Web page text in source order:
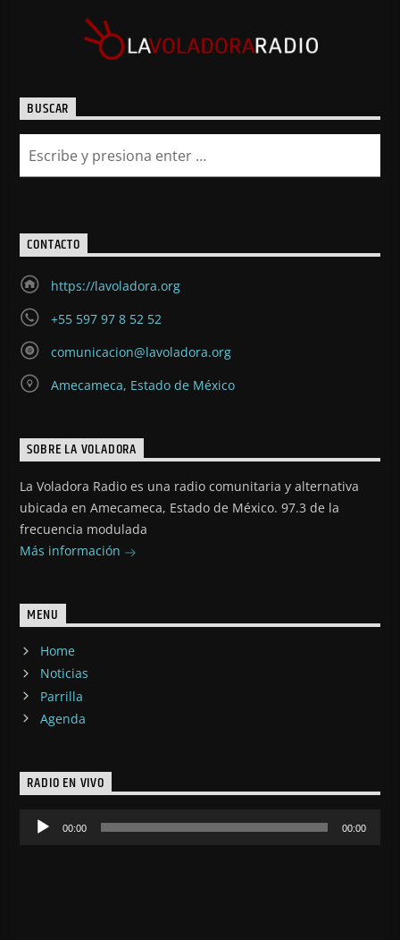
BUSCAR
CONTACTO
https://lavoladora.org
+55 597 97 8 52 52
comunicacion@lavoladora.org
Amecameca, Estado de México
SOBRE LA VOLADORA
La Voladora Radio es una radio comunitaria y alternativa
ubicada en Amecameca, Estado de México. 97.3 de la
frecuencia modulada
Más información
MENU
Home
Noticias
Parrilla
Agenda
RADIO EN VIVO
Reproductor
00:00 00:00